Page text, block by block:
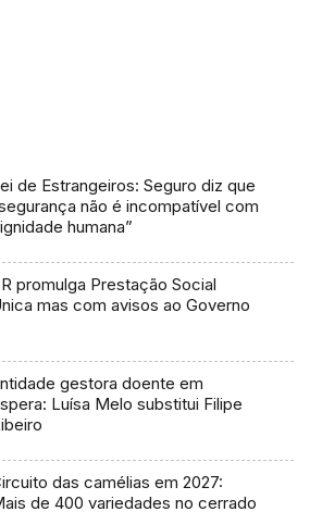
de Estrangeiros: Seguro diz que
não é incompatível com
humana”
promulga Prestação Social
mas com avisos ao Governo
gestora doente em
Luísa Melo substitui Filipe
das camélias em 2027:
de 400 variedades no cerrado